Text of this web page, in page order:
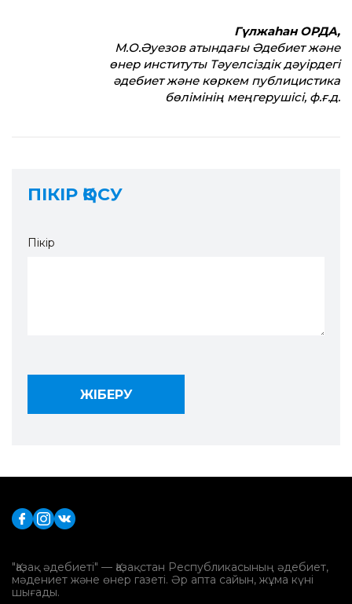
Гүлжаһан ОРДА,
М.О.Әуезов атындағы Әдебиет және
өнер институты Тәуелсіздік дәуірдегі
әдебиет және көркем публицистика
бөлімінің меңгерушісі, ф.ғ.д.
ПІКІР ҚОСУ
Пікір
"Қазақ әдебиеті" — Қазақстан Республикасының әдебиет,
мәдениет және өнер газеті. Әр апта сайын, жұма күні
шығады.